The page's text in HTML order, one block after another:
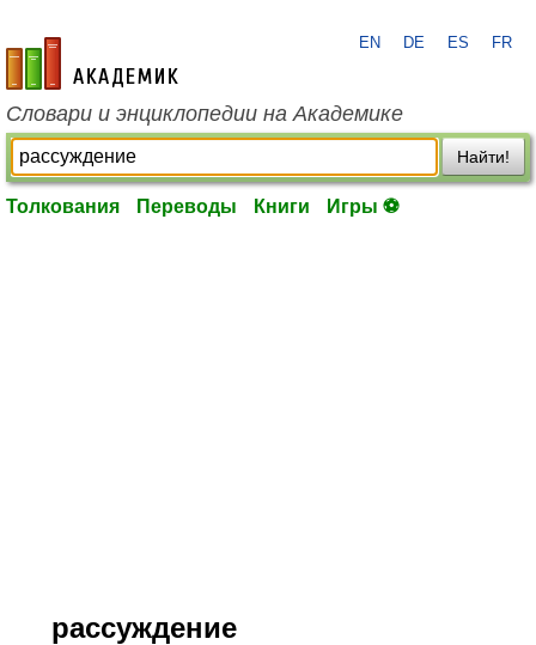
academic.ru
EN DE ES FR
Словари и энциклопедии на Академике
Найти!
Толкования Переводы Книги Игры ⚽
рассуждение